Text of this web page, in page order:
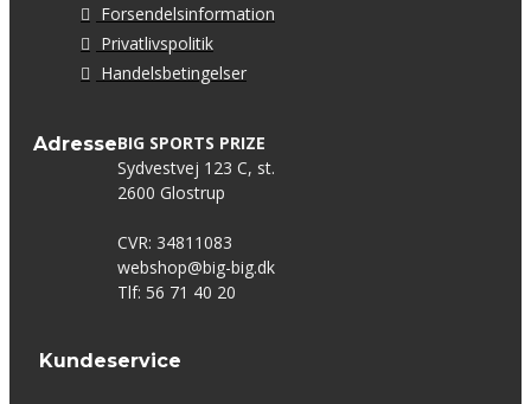
Forsendelsinformation
Privatlivspolitik
Handelsbetingelser
AdresseBIG SPORTS PRIZE
Sydvestvej 123 C, st.
2600 Glostrup
CVR: 34811083
webshop@big-big.dk
Tlf: 56 71 40 20
Kundeservice